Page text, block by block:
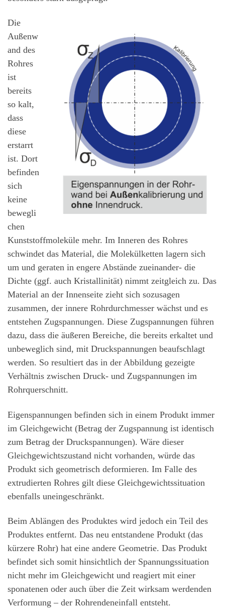
Die
Außenw
and des
Rohres
ist
bereits
so kalt,
dass
diese
erstarrt
ist. Dort
befinden
sich
keine
bewegli
chen
Kunststoffmoleküle mehr. Im Inneren des Rohres
schwindet das Material, die Molekülketten lagern sich
um und geraten in engere Abstände zueinander- die
Dichte (ggf. auch Kristallinität) nimmt zeitgleich zu. Das
Material an der Innenseite zieht sich sozusagen
zusammen, der innere Rohrdurchmesser wächst und es
entstehen Zugspannungen. Diese Zugspannungen führen
dazu, dass die äußeren Bereiche, die bereits erkaltet und
unbeweglich sind, mit Druckspannungen beaufschlagt
werden. So resultiert das in der Abbildung gezeigte
Verhältnis zwischen Druck- und Zugspannungen im
Rohrquerschnitt.
Eigenspannungen befinden sich in einem Produkt immer
im Gleichgewicht (Betrag der Zugspannung ist identisch
zum Betrag der Druckspannungen). Wäre dieser
Gleichgewichtszustand nicht vorhanden, würde das
Produkt sich geometrisch deformieren. Im Falle des
extrudierten Rohres gilt diese Gleichgewichtssituation
ebenfalls uneingeschränkt.
Beim Ablängen des Produktes wird jedoch ein Teil des
Produktes entfernt. Das neu entstandene Produkt (das
kürzere Rohr) hat eine andere Geometrie. Das Produkt
befindet sich somit hinsichtlich der Spannungssituation
nicht mehr im Gleichgewicht und reagiert mit einer
sponatenen oder auch über die Zeit wirksam werdenden
Verformung – der Rohrendeneinfall entsteht.